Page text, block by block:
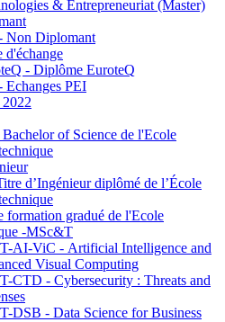
& Entrepreneuriat (Master)
Non Diplomant
d'échange
- Diplôme EuroteQ
Echanges PEI
of Science de l'Ecole
d’Ingénieur diplômé de l’École
formation gradué de l'Ecole
-MSc&T
AI-ViC - Artificial Intelligence and
Visual Computing
CTD - Cybersecurity : Threats and
DSB - Data Science for Business